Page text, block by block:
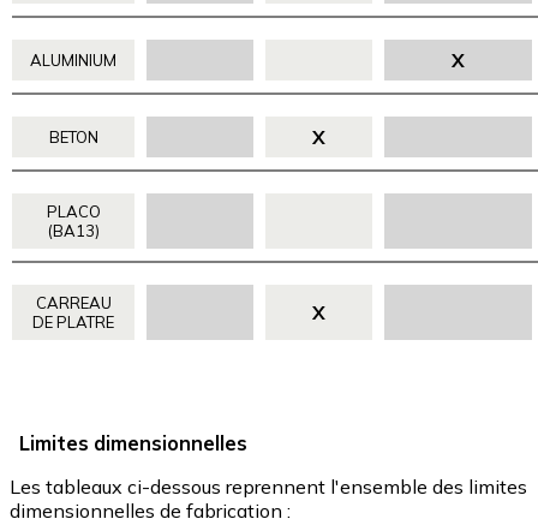
ALUMINIUM X
BETON X
PLACO
(BA13)
CARREAU
DE PLATRE
X
Limites dimensionnelles
Les tableaux ci-dessous reprennent l'ensemble des limites
dimensionnelles de fabrication :